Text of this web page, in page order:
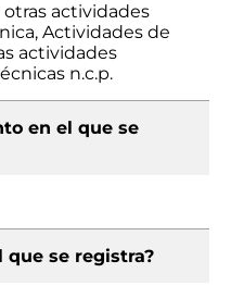
actividades
Actividades de
actividades
n.c.p.
en el que se
que se registra?